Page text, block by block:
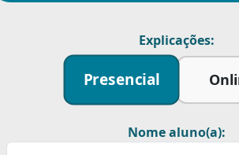
Explicações:
Presencial
Nome aluno(a):